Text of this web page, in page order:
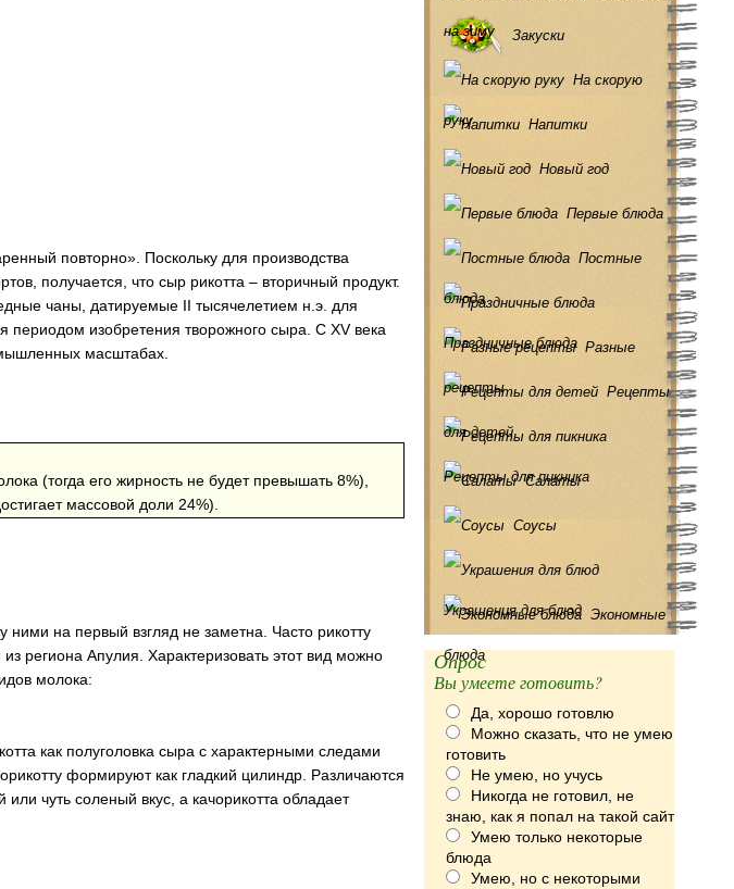
повторно». Поскольку для производства
получается, что сыр рикотта – вторичный продукт.
чаны, датируемые II тысячелетием н.э. для
периодом изобретения творожного сыра. С XV века
масштабах.
(тогда его жирность не будет превышать 8%),
массовой доли 24%).
ними на первый взгляд не заметна. Часто рикотту
региона Апулия. Характеризовать этот вид можно
молока:
как полуголовка сыра с характерными следами
формируют как гладкий цилиндр. Различаются
чуть соленый вкус, а качорикотта обладает
на зиму Закуски
На скорую
руку Напитки
Новый год
Первые блюда
Постные
блюда
Праздничные блюда Разные
рецепты Рецепты
для детей
Рецепты для пикника
Салаты
Соусы
Украшения для блюд Экономные
блюда
Опрос
Вы умеете готовить?
Да, хорошо готовлю
Можно сказать, что не умею
готовить
Не умею, но учусь
Никогда не готовил, не
знаю, как я попал на такой сайт
Умею только некоторые
блюда
Умею, но с некоторыми